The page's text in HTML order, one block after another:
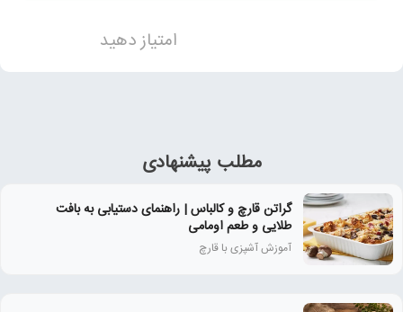
امتیاز دهید
مطلب پیشنهادی
گراتن قارچ و کالباس | راهنمای دستیابی به بافت
طلایی و طعم اومامی
آموزش آشپزی با قارچ